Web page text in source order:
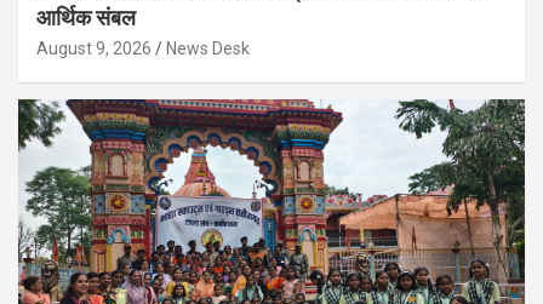
आर्थिक संबल
August 9, 2026 News Desk